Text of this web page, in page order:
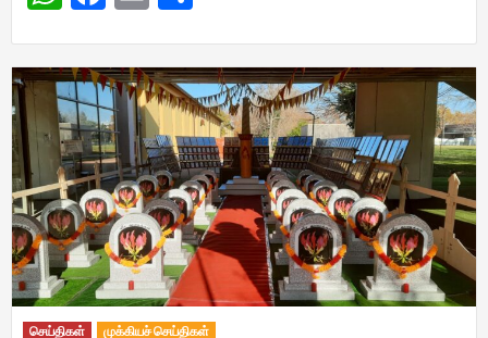
செய்திகள் முக்கியச் செய்திகள்